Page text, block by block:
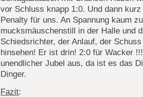
vor Schluss knapp 1:0. Und dann
Penalty für uns. An Spannung kaum
mucksmäuschenstill in der Halle und
Schiedsrichter, der Anlauf, der
hinsehen! Er ist drin! 2:0 für Wacker
unendlicher Jubel aus, da ist es das
Dinger.
Fazit: